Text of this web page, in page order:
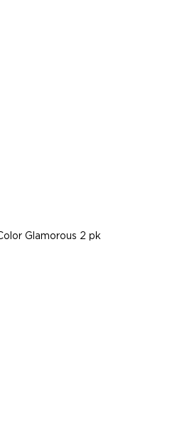
Glamorous 2 pk